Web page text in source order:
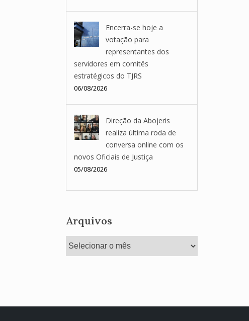
Encerra-se hoje a
votação para
representantes dos
servidores em comitês
estratégicos do TJRS
06/08/2026
Direção da Abojeris
realiza última roda de
conversa online com os
novos Oficiais de Justiça
05/08/2026
Arquivos
Arquivos